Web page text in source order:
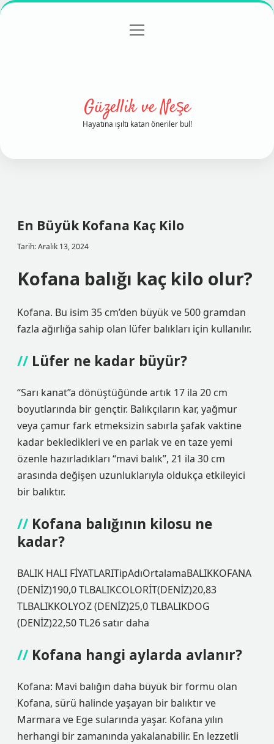
Gizlilik Politikası
menüyü
Güzellik ve Neşe
Hayatına ışıltı katan öneriler bul!
En Büyük Kofana Kaç Kilo
Tarih: Aralık 13, 2024
Kofana balığı kaç kilo olur?
Kofana. Bu isim 35 cm’den büyük ve 500 gramdan
fazla ağırlığa sahip olan lüfer balıkları için kullanılır.
Lüfer ne kadar büyür?
“Sarı kanat”a dönüştüğünde artık 17 ila 20 cm
boyutlarında bir gençtir. Balıkçıların kar, yağmur
veya çamur fark etmeksizin sabırla şafak vaktine
kadar bekledikleri ve en parlak ve en taze yemi
özenle hazırladıkları “mavi balık”, 21 ila 30 cm
arasında değişen uzunluklarıyla oldukça etkileyici
bir balıktır.
Kofana balığının kilosu ne
kadar?
BALIK HALI FİYATLARITipAdıOrtalamaBALIKKOFANA
(DENİZ)190,0 TLBALIKCOLORİT(DENİZ)20,83
TLBALIKKOLYOZ (DENİZ)25,0 TLBALIKDOG
(DENİZ)22,50 TL26 satır daha
Kofana hangi aylarda avlanır?
Kofana: Mavi balığın daha büyük bir formu olan
Kofana, sürü halinde yaşayan bir balıktır ve
Marmara ve Ege sularında yaşar. Kofana yılın
herhangi bir zamanında yakalanabilir. En lezzetli